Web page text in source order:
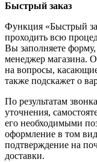
Быстрый заказ
Функция «Быстрый
проходить всю
Вы заполняете форму,
менеджер магазина.
на вопросы,
также подскажет о
По результатам
уточнения,
его необходимыми
оформление в том
подтверждение на
доставки.